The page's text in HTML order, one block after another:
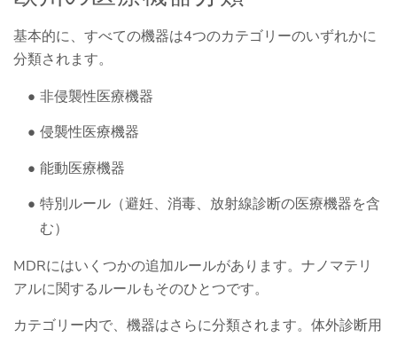
基本的に、すべての機器は4つのカテゴリーのいずれかに
分類されます。
非侵襲性医療機器
侵襲性医療機器
能動医療機器
特別ルール（避妊、消毒、放射線診断の医療機器を含
む）
MDRにはいくつかの追加ルールがあります。ナノマテリ
アルに関するルールもそのひとつです。
カテゴリー内で、機器はさらに分類されます。体外診断用